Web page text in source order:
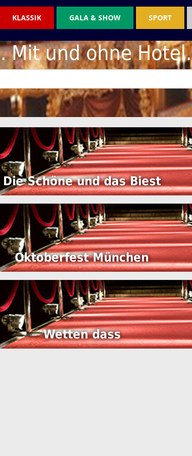
KLASSIK GALA & SHOW SPORT
Mit und ohne Hotel.
Die Schöne und das Biest
Oktoberfest München
Wetten dass